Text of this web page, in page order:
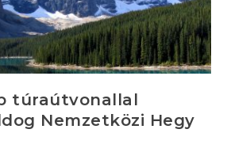
túraútvonallal
Nemzetközi Hegy